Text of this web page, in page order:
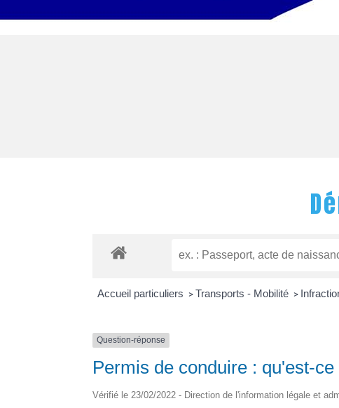
Accueil particuliers > Transports - Mobilité >
Question-réponse
Permis de conduire : qu'est-
Vérifié le 23/02/2022 - Direction de l'information légale et